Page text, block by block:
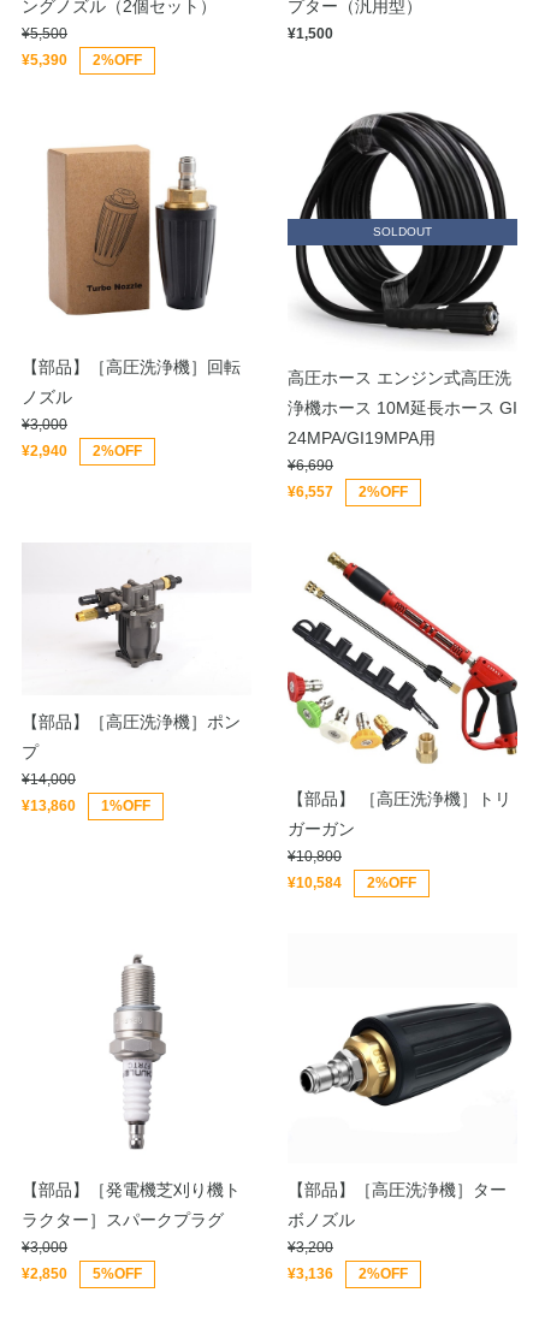
ングノズル（2個セット）
¥5,500
¥5,390
2%OFF
プター（汎用型）
¥1,500
【部品】［高圧洗浄機］回転
ノズル
¥3,000
¥2,940
2%OFF
SOLDOUT
高圧ホース エンジン式高圧洗
浄機ホース 10M延長ホース GI
24MPA/GI19MPA用
¥6,690
¥6,557
2%OFF
【部品】［高圧洗浄機］ポン
プ
¥14,000
¥13,860
1%OFF
【部品】 ［高圧洗浄機］トリ
ガーガン
¥10,800
¥10,584
2%OFF
【部品】［発電機芝刈り機ト
ラクター］スパークプラグ
¥3,000
¥2,850
5%OFF
【部品】［高圧洗浄機］ター
ボノズル
¥3,200
¥3,136
2%OFF